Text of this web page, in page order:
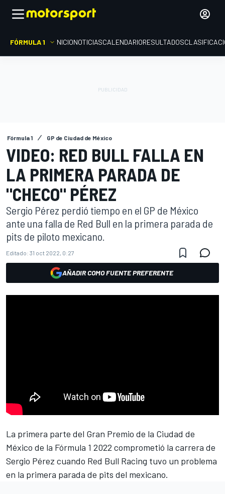
FÓRMULA 1 INICIONOTICIASCALENDARIORESULTADOS
Fórmula 1 GP de Ciudad de México
VIDEO: RED BULL FALLA EN
LA PRIMERA PARADA DE
"CHECO" PÉREZ
Sergio Pérez perdió tiempo en el GP de México
ante una falla de Red Bull en la primera parada de
pits de piloto mexicano.
Editado: 31 oct 2022, 0:27
AÑADIR COMO FUENTE PREFERENTE
La primera parte del Gran Premio de la Ciudad de
México de la Fórmula 1 2022 comprometió la carrera de
Sergio Pérez cuando Red Bull Racing tuvo un problema
en la primera parada de pits del mexicano.